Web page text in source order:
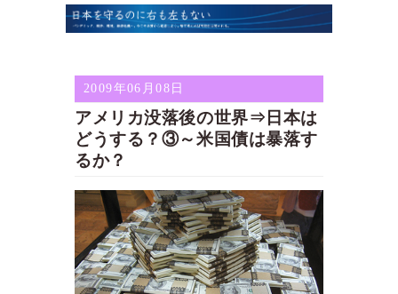
2009年06月08日
アメリカ没落後の世界⇒日本は
どうする？③～米国債は暴落す
るか？